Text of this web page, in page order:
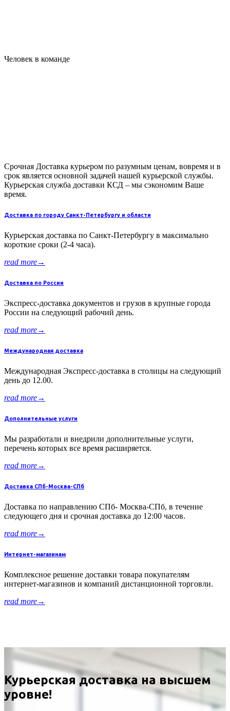
Человек в команде
Срочная Доставка курьером по разумным ценам, вовремя и в
срок является основной задачей нашей курьерской службы.
Курьерская служба доставки КСД – мы сэкономим Ваше
время.
Доставка по городу Санкт-Петербургу и области
Курьерская доставка по Санкт-Петербургу в максимально
короткие сроки (2-4 часа).
read more→
Доставка по России
Экспресс-доставка документов и грузов в крупные города
России на следующий рабочий день.
read more→
Международная доставка
Международная Экспресс-доставка в столицы на следующий
день до 12.00.
read more→
Дополнительные услуги
Мы разработали и внедрили дополнительные услуги,
перечень которых все время расширяется.
read more→
Доставка СПб-Москва-СПб
Доставка по направлению СПб- Москва-СПб, в течение
следующего дня и срочная доставка до 12:00 часов.
read more→
Интернет-магазинам
Комплексное решение доставки товара покупателям
интернет-магазинов и компаний дистанционной торговли.
read more→
Курьерская доставка на высшем
уровне!